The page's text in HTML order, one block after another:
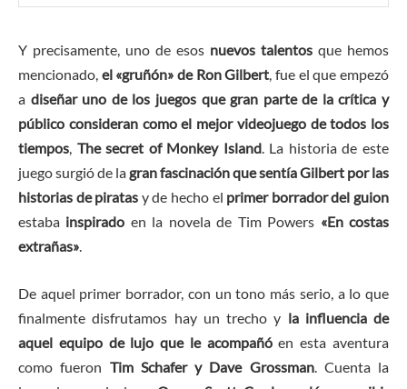
Y precisamente, uno de esos nuevos talentos que hemos
mencionado, el «gruñón» de Ron Gilbert, fue el que empezó
a diseñar uno de los juegos que gran parte de la crítica y
público consideran como el mejor videojuego de todos los
tiempos, The secret of Monkey Island. La historia de este
juego surgió de lagran fascinación que sentía Gilbert por las
historias de piratas y de hecho el primer borrador del guion
estaba inspirado en la novela de Tim Powers «En costas
extrañas».
De aquel primer borrador, con un tono más serio, a lo que
finalmente disfrutamos hay un trecho y la influencia de
aquel equipo de lujo que le acompañóen esta aventura
como fueron Tim Schafer y Dave Grossman. Cuenta la